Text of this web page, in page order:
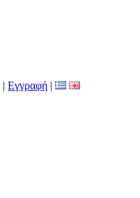
| Εγγραφή |